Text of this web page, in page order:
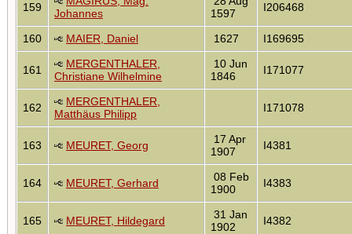
159
Johannes
1597
I206468
160 MAIER, Daniel 1627 I169695
161
MERGENTHALER,
Christiane Wilhelmine
10 Jun
1846
I171077
162
MERGENTHALER,
Matthäus Philipp
I171078
163 MEURET, Georg
17 Apr
1907
I4381
164 MEURET, Gerhard
08 Feb
1900
I4383
165 MEURET, Hildegard
31 Jan
1902
I4382